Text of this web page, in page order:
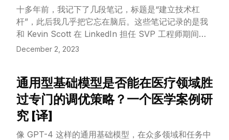
十多年前，我记下了几段笔记，标题是“建立技术杠
杆”，此后我几乎把它忘在脑后。这些笔记记录的是我
和 Kevin Scott 在 LinkedIn 担任 SVP 工程师期间的
一次会议。那时，我们正在硅谷努力说服潜在买家收购
December 2, 2023
通用型基础模型是否能在医疗领域胜
过专门的调优策略？一个医学案例研
究 [译]
像 GPT-4 这样的通用基础模型，在众多领域和任务中
View Article